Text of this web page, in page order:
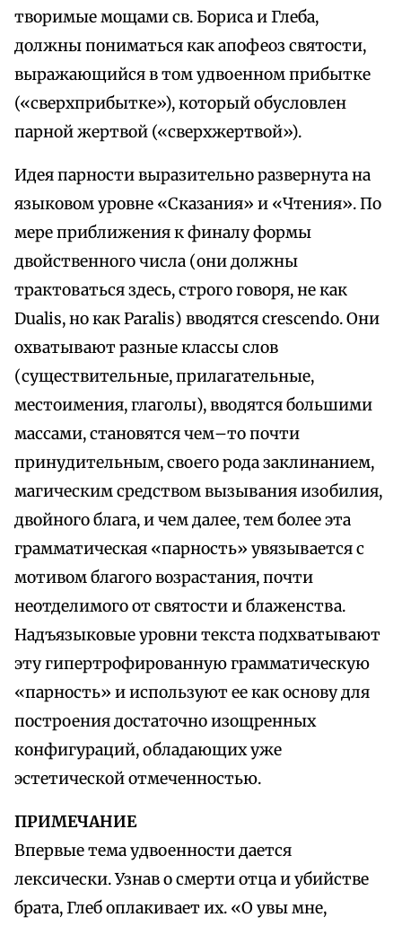
творимые мощами св. Бориса и Глеба,
должны пониматься как апофеоз святости,
выражающийся в том удвоенном прибытке
(«сверхприбытке»), который обусловлен
парной жертвой («сверхжертвой»).
Идея парности выразительно развернута на
языковом уровне «Сказания» и «Чтения». По
мере приближения к финалу формы
двойственного числа (они должны
трактоваться здесь, строго говоря, не как
Dualis, но как Paralis) вводятся crescendo. Они
охватывают разные классы слов
(существительные, прилагательные,
местоимения, глаголы), вводятся большими
массами, становятся чем–то почти
принудительным, своего рода заклинанием,
магическим средством вызывания изобилия,
двойного блага, и чем далее, тем более эта
грамматическая «парность» увязывается с
мотивом благого возрастания, почти
неотделимого от святости и блаженства.
Надъязыковые уровни текста подхватывают
эту гипертрофированную грамматическую
«парность» и используют ее как основу для
построения достаточно изощренных
конфигураций, обладающих уже
эстетической отмеченностью.
ПРИМЕЧАНИЕ
Впервые тема удвоенности дается
лексически. Узнав о смерти отца и убийстве
брата, Глеб оплакивает их. «О увы мне,